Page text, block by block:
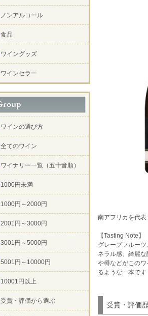
南アフリカを代
【Tasting Note】
グレープフルー
ネラル感、綺麗
や樽などがこの
るような一本です
受賞・評価
ノンアルコール
食品
ワイングッズ
ワインセラー
ワインの選び方
全てのワイン
ワイナリー一覧（五十音順）
1000円未満
1000円～2000円
2001円～3000円
3001円～5000円
5001円～10000円
10001円以上
受賞・評価から選ぶ